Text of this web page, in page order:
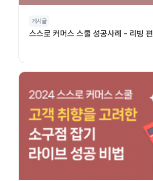
게시글
스스로 커머스 스쿨 성공사례 - 리빙 편